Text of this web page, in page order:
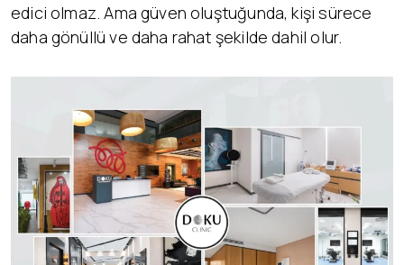
edici olmaz. Ama güven oluştuğunda, kişi sürece
daha gönüllü ve daha rahat şekilde dahil olur.